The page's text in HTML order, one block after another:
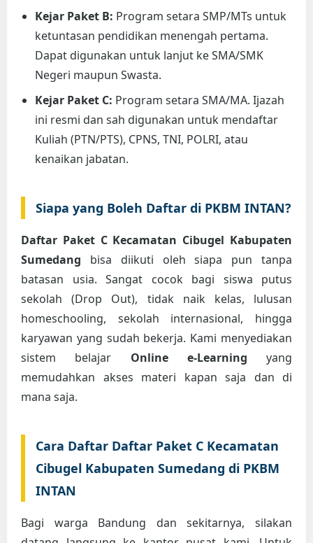
Kejar Paket B: Program setara SMP/MTs untuk
ketuntasan pendidikan menengah pertama.
Dapat digunakan untuk lanjut ke SMA/SMK
Negeri maupun Swasta.
Kejar Paket C: Program setara SMA/MA. Ijazah
ini resmi dan sah digunakan untuk mendaftar
Kuliah (PTN/PTS), CPNS, TNI, POLRI, atau
kenaikan jabatan.
Siapa yang Boleh Daftar di PKBM INTAN?
Daftar Paket C Kecamatan Cibugel Kabupaten
Sumedang bisa diikuti oleh siapa pun tanpa
batasan usia. Sangat cocok bagi siswa putus
sekolah (Drop Out), tidak naik kelas, lulusan
homeschooling, sekolah internasional, hingga
karyawan yang sudah bekerja. Kami menyediakan
sistem belajar Online e-Learning yang
memudahkan akses materi kapan saja dan di
mana saja.
Cara Daftar Daftar Paket C Kecamatan
Cibugel Kabupaten Sumedang di PKBM
INTAN
Bagi warga Bandung dan sekitarnya, silakan